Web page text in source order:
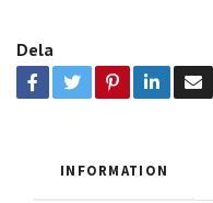
Dela
INFORMATION